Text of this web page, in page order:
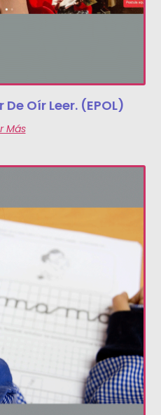
Oír Leer. (EPOL)
Más